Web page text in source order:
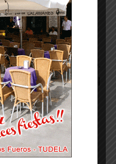
en calle
desde Plaza
Casco Antiguo.
WILDCATS” en el
ADONYS en calle
Don Zierzo,